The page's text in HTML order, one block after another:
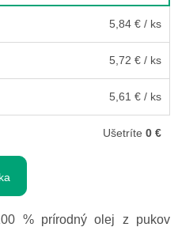
5,84 € / ks
5,72 € / ks
5,61 € / ks
Ušetríte 0 €
% prírodný olej z pukov